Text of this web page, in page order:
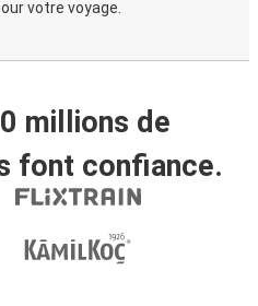
votre voyage.
millions de
font confiance.